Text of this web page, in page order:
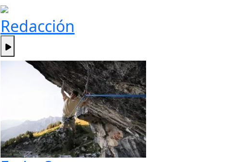
Redacción